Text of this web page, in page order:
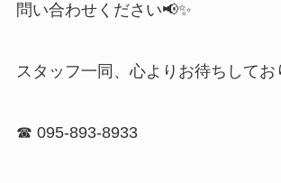
問い合わせください📢✨
スタッフ一同、心よりお待ちしてお
☎ 095-893-8933